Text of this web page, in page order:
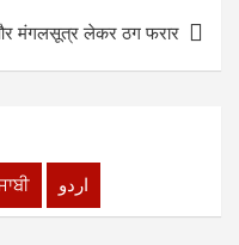
मंगलसूत्र लेकर ठग फरार
اردو